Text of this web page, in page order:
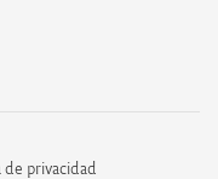
de privacidad